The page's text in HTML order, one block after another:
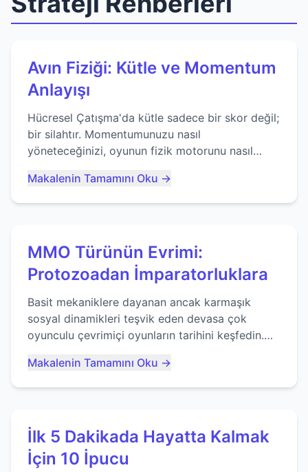
Avın Fiziği: Kütle ve Momentum
Anlayışı
Hücresel Çatışma'da kütle sadece bir skor değil;
bir silahtır. Momentumunuzu nasıl
yöneteceğinizi, oyunun fizik motorunu nasıl
ustalaşacağınızı öğrenin...
Makalenin Tamamını Oku →
MMO Türünün Evrimi:
Protozoadan İmparatorluklara
Basit mekaniklere dayanan ancak karmaşık
sosyal dinamikleri teşvik eden devasa çok
oyunculu çevrimiçi oyunların tarihini keşfedin.
Makalenin Tamamını Oku →
İlk 5 Dakikada Hayatta Kalmak
İçin 10 İpucu